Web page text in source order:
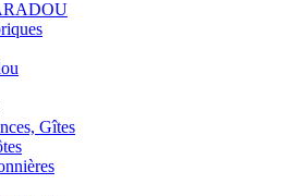
Gîtes